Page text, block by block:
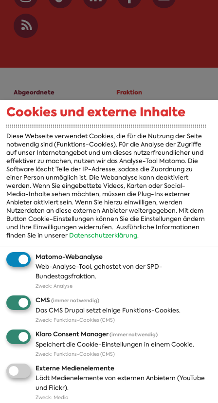
Abgeordnete
A-Z
Fraktion
Fraktion
Vorsitzender
Vorstand
Arbeitsgruppen
Ausschussvorsitzende
Beauftragte
Landesgruppen
Organisation
Themen
Positionen
Publikationen
Presse
Fotos
Pressekontakt
Termine
Jobs und Ausbildung
Häufige Fragen
Podcast
Cookies und externe Inhalte
Diese Webseite verwendet Cookies, die für die Nutzung der Seite
notwendig sind (Funktions-Cookies). Für die Analyse der Zugriffe
auf unser Internetangebot und um dieses nutzerfreundlicher und
effektiver zu machen, nutzen wir das Analyse-Tool Matomo. Die
Software löscht Teile der IP-Adresse, sodass die Zuordnung zu
einer Person unmöglich ist. Die Webanalyse kann deaktiviert
werden. Wenn Sie eingebettete Videos, Karten oder Social-
Media-Inhalte sehen möchten, müssen die Plug-Ins externer
Anbieter aktiviert sein. Wenn Sie hierzu einwilligen, werden
Nutzerdaten an diese externen Anbieter weitergegeben. Mit dem
Button Cookie-Einstellungen können Sie die Einstellungen ändern
und Ihre Einwilligungen widerrufen. Ausführliche Informationen
finden Sie in unserer Datenschutzerklärung.
Matomo-Webanalyse
Web-Analyse-Tool, gehostet von der SPD-
Bundestagsfraktion.
Zweck: Analyse
CMS (immer notwendig)
Das CMS Drupal setzt einige Funktions-Cookies.
Zweck: Funktions-Cookies (CMS)
Klaro Consent Manager(immer notwendig)
Speichert die Cookie-Einstellungen in einem Cookie.
Zweck: Funktions-Cookies (CMS)
Externe Medienelemente
Lädt Medienelemente von externen Anbietern (YouTube
und Flickr).
Zweck: Media